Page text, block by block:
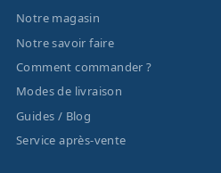
Notre magasin
Notre savoir faire
Comment commander ?
Modes de livraison
Guides / Blog
Service après-vente